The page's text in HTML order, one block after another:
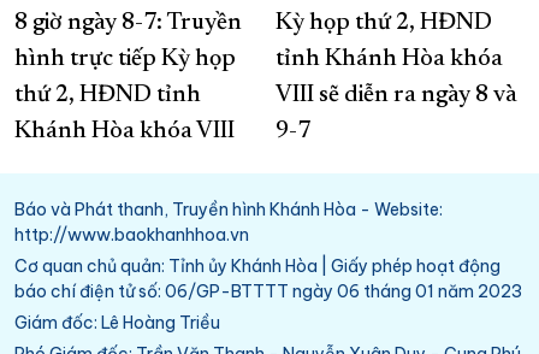
8 giờ ngày 8-7: Truyền
hình trực tiếp Kỳ họp
thứ 2, HĐND tỉnh
Khánh Hòa khóa VIII
Kỳ họp thứ 2, HĐND
tỉnh Khánh Hòa khóa
VIII sẽ diễn ra ngày 8 và
9-7
Báo và Phát thanh, Truyền hình Khánh Hòa - Website:
http://www.baokhanhhoa.vn
Cơ quan chủ quản: Tỉnh ủy Khánh Hòa | Giấy phép hoạt động
báo chí điện tử số: 06/GP-BTTTT ngày 06 tháng 01 năm 2023
Giám đốc: Lê Hoàng Triều